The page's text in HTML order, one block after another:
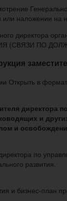
наложении на
директора
(СВЯЗИ ПО
Открыть в
директора
и
и
по
развития.
и бизнес-план